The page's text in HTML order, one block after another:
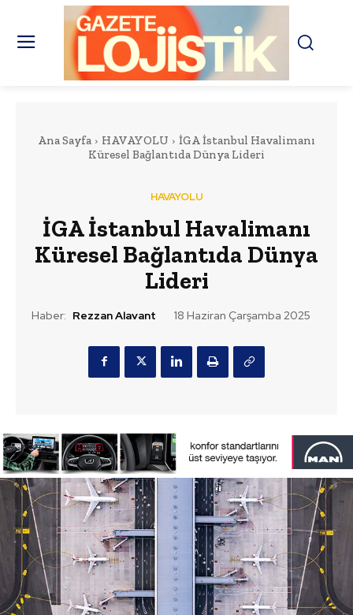
Ana Sayfa HAVAYOLU
İGA İstanbul Havalimanı
Küresel Bağlantıda Dünya Lideri
HAVAYOLU
İGA İstanbul Havalimanı
Küresel Bağlantıda Dünya
Lideri
Haber: Rezzan Alavant 18 Haziran Çarşamba 2025